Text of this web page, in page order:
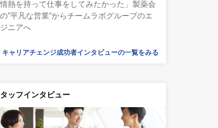
熱を持って仕事をしてみたかった」製薬会
”平凡な営業”からチームラボグループのエ
ニアへ
キャリアチェンジ成功者インタビューの一覧をみる
ッフインタビュー